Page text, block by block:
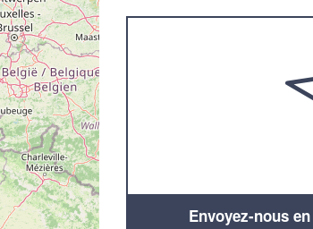
Envoyez-nous